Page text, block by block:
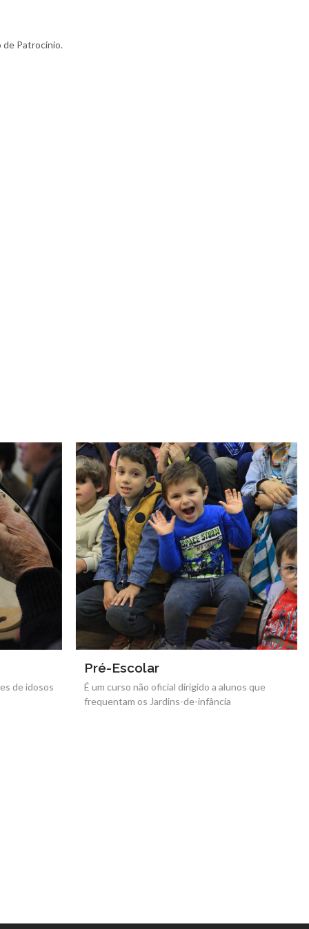
de Patrocínio.
que
Aprender ao Ritmo da Música
Protocolo estabelecido com as escolas do 1º
Ciclo do Ensino Básico ao abrigo do despacho